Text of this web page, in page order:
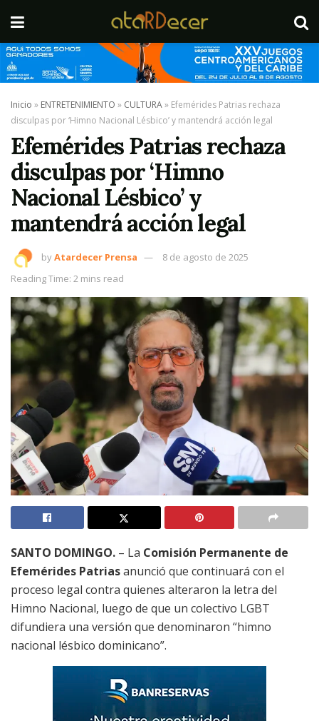
Inicio » ENTRETENIMIENTO » CULTURA» Efemérides Patrias rechaza
disculpas por ‘Himno Nacional Lésbico’ y mantendrá acción legal
Efemérides Patrias rechaza
disculpas por ‘Himno
Nacional Lésbico’ y
mantendrá acción legal
byAtardecer Prensa
8 de agosto de 2025
Reading Time: 2 mins read
SANTO DOMINGO. – La Comisión Permanente de
Efemérides Patriasanunció que continuará con el
proceso legal contra quienes alteraron la letra del
Himno Nacional, luego de que un colectivo LGBT
difundiera una versión que denominaron “himno
nacional lésbico dominicano”.